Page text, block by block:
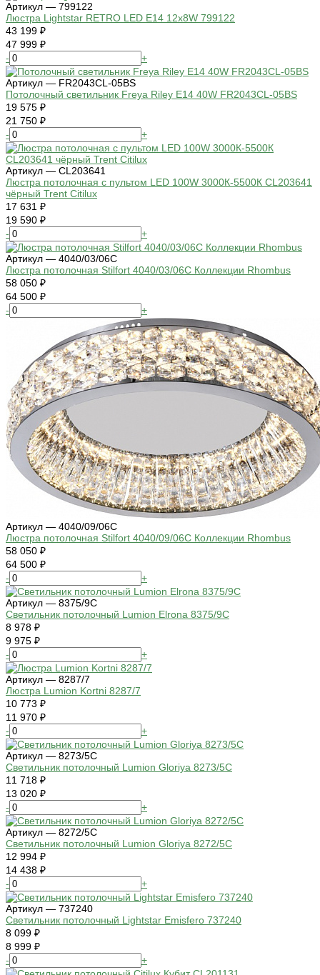
Артикул — 799122
Люстра Lightstar RETRO LED E14 12х8W 799122
43 199 ₽
47 999 ₽
-
+
Артикул — FR2043CL-05BS
Потолочный светильник Freya Riley E14 40W FR2043CL-05BS
19 575 ₽
21 750 ₽
-
+
Артикул — CL203641
Люстра потолочная с пультом LED 100W 3000К-5500К CL203641
чёрный Trent Citilux
17 631 ₽
19 590 ₽
-
+
Артикул — 4040/03/06C
Люстра потолочная Stilfort 4040/03/06C Коллекции Rhombus
58 050 ₽
64 500 ₽
-
+
Артикул — 4040/09/06C
Люстра потолочная Stilfort 4040/09/06C Коллекции Rhombus
58 050 ₽
64 500 ₽
-
+
Артикул — 8375/9C
Светильник потолочный Lumion Elrona 8375/9C
8 978 ₽
9 975 ₽
-
+
Артикул — 8287/7
Люстра Lumion Kortni 8287/7
10 773 ₽
11 970 ₽
-
+
Артикул — 8273/5C
Светильник потолочный Lumion Gloriya 8273/5C
11 718 ₽
13 020 ₽
-
+
Артикул — 8272/5C
Светильник потолочный Lumion Gloriya 8272/5C
12 994 ₽
14 438 ₽
-
+
Артикул — 737240
Светильник потолочный Lightstar Emisfero 737240
8 099 ₽
8 999 ₽
-
+